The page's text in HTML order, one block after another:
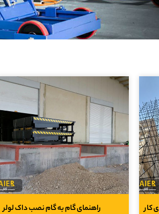
راهنمای گام به گام نصب داک لولر کار